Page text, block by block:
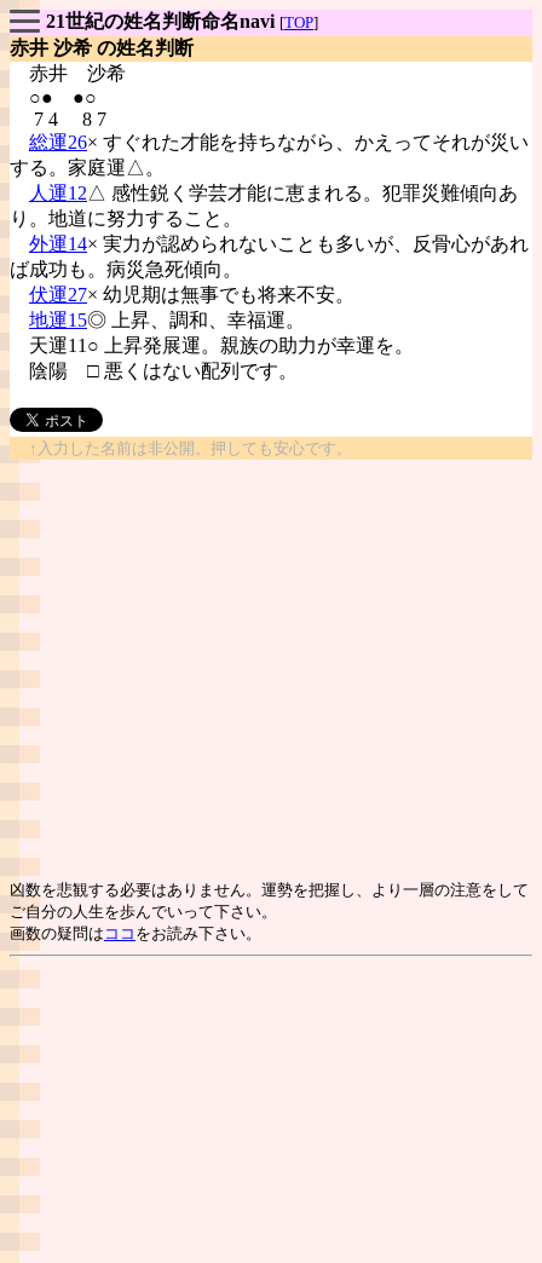
21世紀の姓名判断命名navi [TOP]
赤井 沙希 の姓名判断
赤井 沙希
○● ●○
7 4 8 7
総運26× すぐれた才能を持ちながら、かえってそれが災い
する。家庭運△。
人運12△ 感性鋭く学芸才能に恵まれる。犯罪災難傾向あ
り。地道に努力すること。
外運14× 実力が認められないことも多いが、反骨心があれ
ば成功も。病災急死傾向。
伏運27× 幼児期は無事でも将来不安。
地運15◎ 上昇、調和、幸福運。
天運11○ 上昇発展運。親族の助力が幸運を。
陰陽 □ 悪くはない配列です。
↑入力した名前は非公開。押しても安心です。
凶数を悲観する必要はありません。運勢を把握し、より一層の注意をして
ご自分の人生を歩んでいって下さい。
画数の疑問は ココ をお読み下さい。